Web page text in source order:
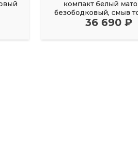
компакт белый
безободковый, смыв
36 690 ₽